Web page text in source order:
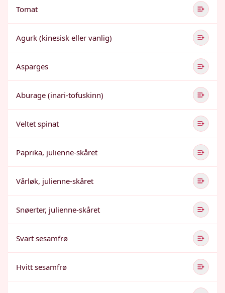
Tomat
Agurk (kinesisk eller vanlig)
Asparges
Aburage (inari-tofuskinn)
Veltet spinat
Paprika, julienne-skåret
Vårløk, julienne-skåret
Snøerter, julienne-skåret
Svart sesamfrø
Hvitt sesamfrø